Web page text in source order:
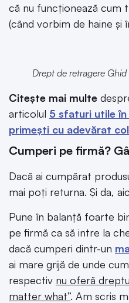
că nu funcționează cum
(când vorbim de haine și
Drept de retragere Ghid
Citește mai multe
articolul 5 sfaturi utile
primești cu adevărat
Cumperi pe firmă?
Dacă ai cumpărat
mai poți returna. Și da,
Pune în balanță foarte
pe firmă ca să intre la
dacă cumperi dintr-un
ai mare grijă de unde
respectiv nu oferă
matter what”. Am scris